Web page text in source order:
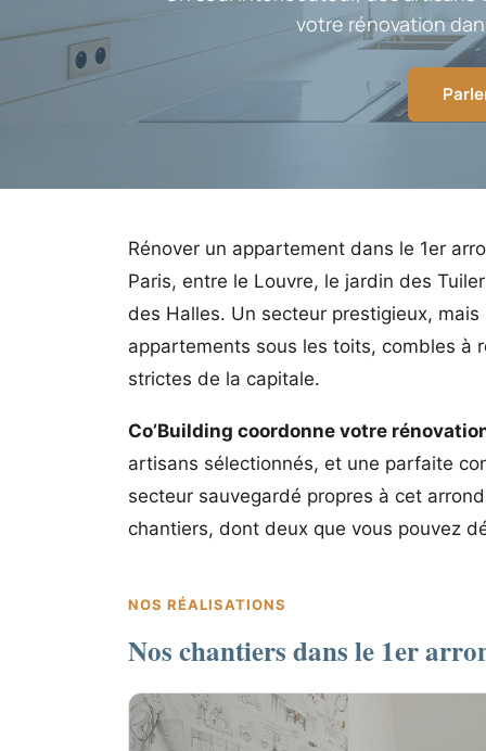
votre rénovation
Rénover un appartement dans le 1er
Paris, entre le Louvre, le jardin des
des Halles. Un secteur prestigieux,
appartements sous les toits, combles à
strictes de la capitale.
Co’Building coordonne votre
artisans sélectionnés, et une parfaite
secteur sauvegardé propres à cet
chantiers, dont deux que vous pouvez
NOS RÉALISATIONS
Nos chantiers dans le 1er